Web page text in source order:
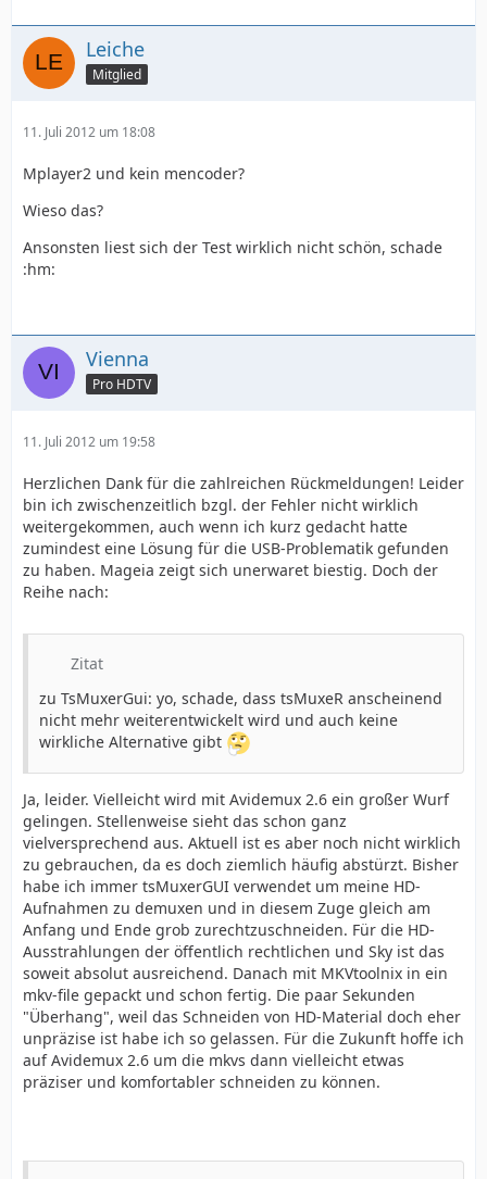
Leiche
Mitglied
11. Juli 2012 um 18:08
Mplayer2 und kein mencoder?
Wieso das?
Ansonsten liest sich der Test wirklich nicht schön, schade
:hm:
Vienna
Pro HDTV
11. Juli 2012 um 19:58
Herzlichen Dank für die zahlreichen Rückmeldungen! Leider
bin ich zwischenzeitlich bzgl. der Fehler nicht wirklich
weitergekommen, auch wenn ich kurz gedacht hatte
zumindest eine Lösung für die USB-Problematik gefunden
zu haben. Mageia zeigt sich unerwaret biestig. Doch der
Reihe nach:
Zitat
zu TsMuxerGui: yo, schade, dass tsMuxeR anscheinend
nicht mehr weiterentwickelt wird und auch keine
wirkliche Alternative gibt
Ja, leider. Vielleicht wird mit Avidemux 2.6 ein großer Wurf
gelingen. Stellenweise sieht das schon ganz
vielversprechend aus. Aktuell ist es aber noch nicht wirklich
zu gebrauchen, da es doch ziemlich häufig abstürzt. Bisher
habe ich immer tsMuxerGUI verwendet um meine HD-
Aufnahmen zu demuxen und in diesem Zuge gleich am
Anfang und Ende grob zurechtzuschneiden. Für die HD-
Ausstrahlungen der öffentlich rechtlichen und Sky ist das
soweit absolut ausreichend. Danach mit MKVtoolnix in ein
mkv-file gepackt und schon fertig. Die paar Sekunden
"Überhang", weil das Schneiden von HD-Material doch eher
unpräzise ist habe ich so gelassen. Für die Zukunft hoffe ich
auf Avidemux 2.6 um die mkvs dann vielleicht etwas
präziser und komfortabler schneiden zu können.